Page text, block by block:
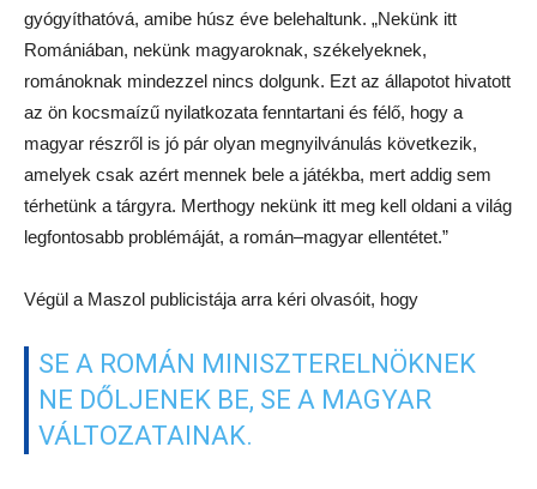
gyógyíthatóvá, amibe húsz éve belehaltunk. „Nekünk itt
Romániában, nekünk magyaroknak, székelyeknek,
románoknak mindezzel nincs dolgunk. Ezt az állapotot hivatott
az ön kocsmaízű nyilatkozata fenntartani és félő, hogy a
magyar részről is jó pár olyan megnyilvánulás következik,
amelyek csak azért mennek bele a játékba, mert addig sem
térhetünk a tárgyra. Merthogy nekünk itt meg kell oldani a világ
legfontosabb problémáját, a román–magyar ellentétet.”
Végül a Maszol publicistája arra kéri olvasóit, hogy
SE A ROMÁN MINISZTERELNÖKNEK
NE DŐLJENEK BE, SE A MAGYAR
VÁLTOZATAINAK.